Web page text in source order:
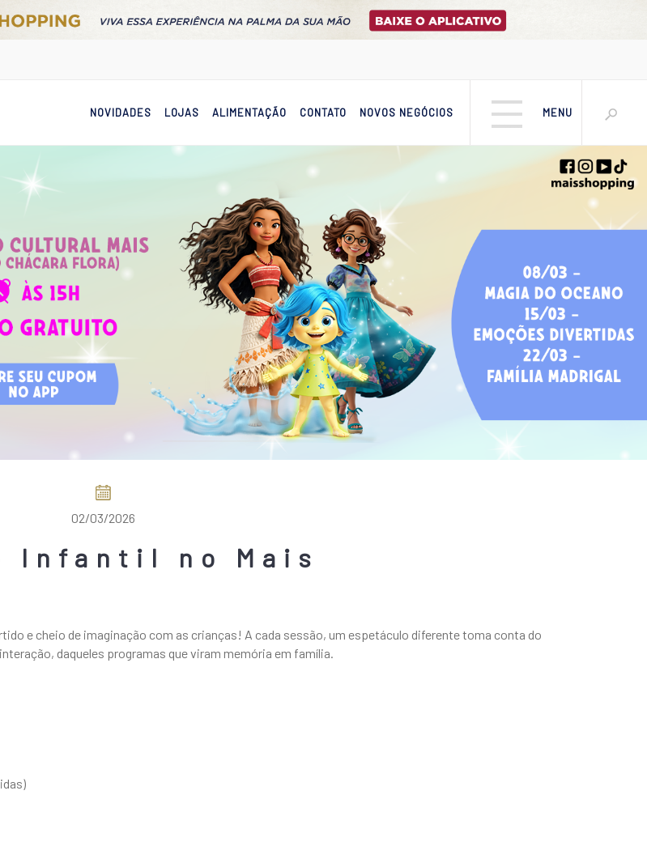
NOVIDADES LOJAS ALIMENTAÇÃO CONTATO NOVOS NEGÓCIOS MENU
02/03/2026
Infantil no Mais
e cheio de imaginação com as crianças! A cada sessão, um espetáculo diferente toma conta do
daqueles programas que viram memória em família.